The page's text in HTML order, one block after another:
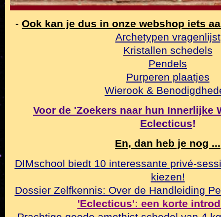
- Ook kan je dus in onze webshop iets
Archetypen vragenlijst
Kristallen schedels
Pendels
Purperen plaatjes
Wierook &
Voor de 'Zoekers naar hun Innerlijke
Eclecticus!
En, dan heb je nog ...
DIMschool biedt 10 interessante privé-
kiezen!
Dossier Zelfkennis: Over de Handleiding
'Eclecticus': een korte